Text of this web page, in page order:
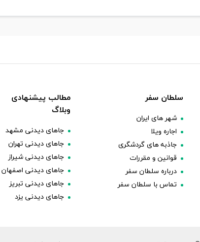
سلطان سفر
شهر های ایران
اجاره ویلا
جاذبه های گردشگری
قوانین و مقررات
درباره سلطان سفر
تماس با سلطان سفر
مطالب پیشنهادی
وبلاگ
جاهای دیدنی مشهد
جاهای دیدنی تهران
جاهای دیدنی شیراز
جاهای دیدنی اصفهان
جاهای دیدنی تبریز
جاهای دیدنی یزد